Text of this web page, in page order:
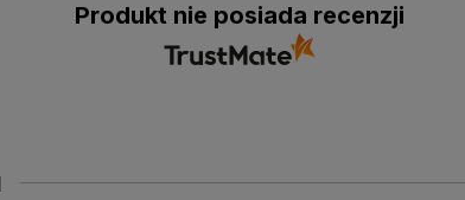
Produkt nie posiada recenzji